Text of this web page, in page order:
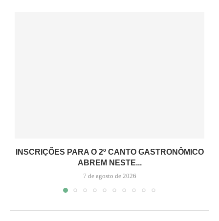
INSCRIÇÕES PARA O 2º CANTO GASTRONÔMICO
ABREM NESTE...
7 de agosto de 2026